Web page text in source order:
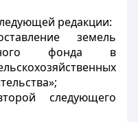
редакции:
земель
фонда в
следующего